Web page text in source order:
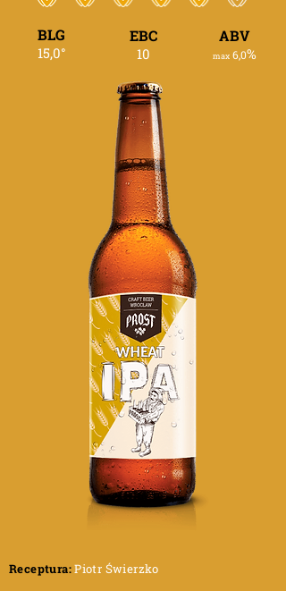
BLG
15,0°
EBC
10
ABV
max6,0%
Receptura:Piotr Świerzko